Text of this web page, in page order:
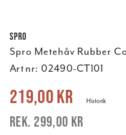
Spro
Spro Metehåv Rubber
Art nr: 02490-CT101
Nuvarande pris:219,00 kr
219,00 kr
299,00 kr
Historik